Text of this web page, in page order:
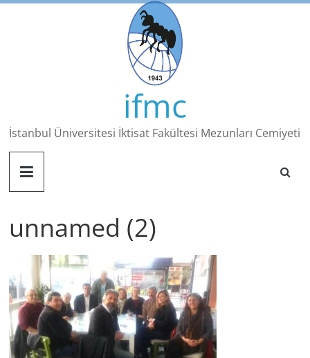
Skip
ifmc
İstanbul Üniversitesi İktisat Fakültesi Mezunları Cemiyeti
unnamed (2)